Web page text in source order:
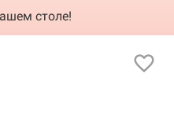
столе!